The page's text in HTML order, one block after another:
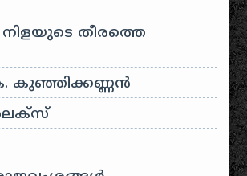
നിളയുടെ തീരത്തെ
കുഞ്ഞിക്കണ്ണൻ